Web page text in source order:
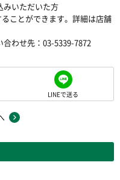
みいただいた方
ことができます。詳細は店舗
わせ先：03-5339-7872
LINEで送る